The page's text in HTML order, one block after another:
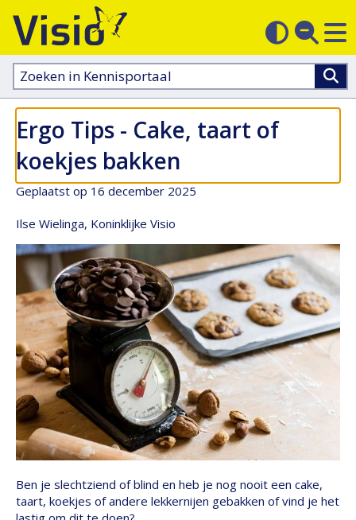
Contrast
Zoeken
in
kennisportaal:
Ergo Tips - Cake, taart of
koekjes bakken
Geplaatst op 16 december 2025
Ilse Wielinga, Koninklijke Visio
Ben je slechtziend of blind en heb je nog nooit een cake,
taart, koekjes of andere lekkernijen gebakken of vind je het